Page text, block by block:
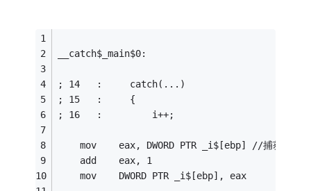
__catch$_main$0:
; 14   :     catch(...)
; 15   :     {
; 16   :         i++;
mov    eax, DWORD PTR _i$[ebp] //捕获到异
    add    eax, 1
    mov    DWORD PTR _i$[ebp], eax